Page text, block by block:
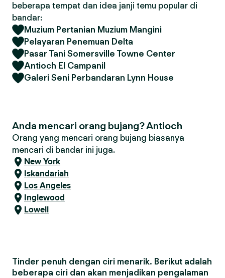
beberapa tempat dan idea janji temu popular di
bandar:
Muzium Pertanian Muzium Mangini
Pelayaran Penemuan Delta
Pasar Tani Somersville Towne Center
Antioch El Campanil
Galeri Seni Perbandaran Lynn House
Anda mencari orang bujang? Antioch
Orang yang mencari orang bujang biasanya
mencari di bandar ini juga.
New York
Iskandariah
Los Angeles
Inglewood
Lowell
Tinder penuh dengan ciri menarik. Berikut adalah
beberapa ciri dan akan menjadikan pengalaman